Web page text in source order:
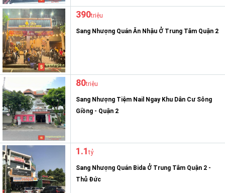
390triệu
Sang Nhượng Quán Ăn Nhậu Ở Trung Tâm Quận 2
80triệu
Sang Nhượng Tiệm Nail Ngay Khu Dân Cư Sông
Giồng - Quận 2
1.1tỷ
Sang Nhượng Quán Bida Ở Trung Tâm Quận 2 -
Thủ Đức